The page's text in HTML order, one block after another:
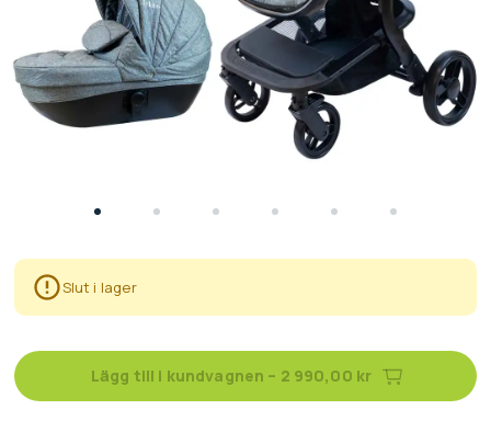
Slut i lager
Lägg till i kundvagnen – 2 990,00 kr